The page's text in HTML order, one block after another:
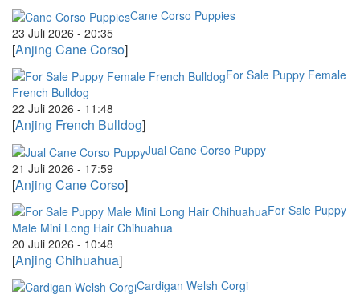
Cane Corso Puppies
23 Juli 2026 - 20:35
[Anjing Cane Corso]
For Sale Puppy Female
French Bulldog
22 Juli 2026 - 11:48
[Anjing French Bulldog]
Jual Cane Corso Puppy
21 Juli 2026 - 17:59
[Anjing Cane Corso]
For Sale Puppy
Male Mini Long Hair Chihuahua
20 Juli 2026 - 10:48
[Anjing Chihuahua]
Cardigan Welsh Corgi